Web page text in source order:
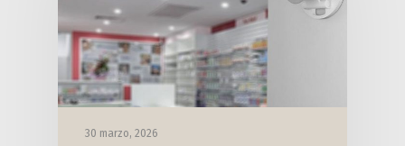
30 marzo, 2026